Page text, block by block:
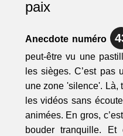
paix
Anecdote numéro
peut-être vu une
les sièges. C’est pas
une zone 'silence'. Là,
les vidéos sans
animées. En gros,
bouder tranquille.